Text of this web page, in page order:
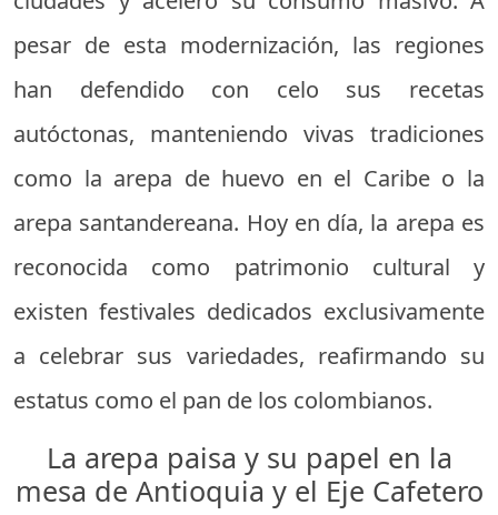
pesar de esta modernización, las regiones
han defendido con celo sus recetas
autóctonas, manteniendo vivas tradiciones
como la arepa de huevo en el Caribe o la
arepa santandereana. Hoy en día, la arepa es
reconocida como patrimonio cultural y
existen festivales dedicados exclusivamente
a celebrar sus variedades, reafirmando su
estatus como el pan de los colombianos.
La arepa paisa y su papel en la
mesa de Antioquia y el Eje Cafetero